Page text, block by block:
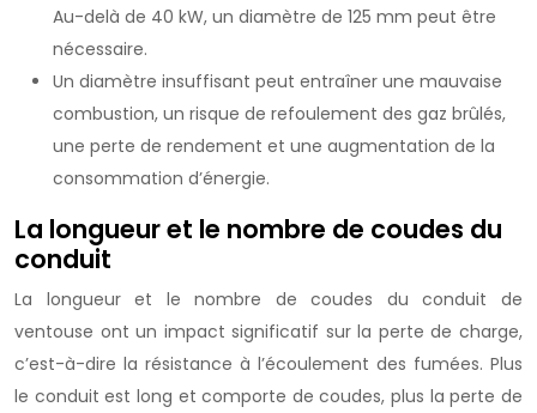
Au-delà de 40 kW, un diamètre de 125 mm peut être
nécessaire.
Un diamètre insuffisant peut entraîner une mauvaise
combustion, un risque de refoulement des gaz brûlés,
une perte de rendement et une augmentation de la
consommation d’énergie.
La longueur et le nombre de coudes du
conduit
La longueur et le nombre de coudes du conduit de
ventouse ont un impact significatif sur la perte de charge,
c’est-à-dire la résistance à l’écoulement des fumées. Plus
le conduit est long et comporte de coudes, plus la perte de